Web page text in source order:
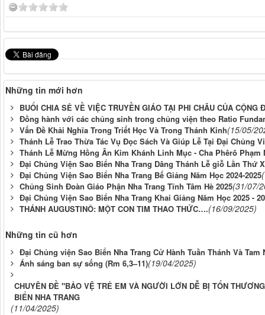
Những tin mới hơn
BUỔI CHIA SẺ VỀ VIỆC TRUYỀN GIÁO TẠI PHI CHÂU CỦA
Đồng hành với các chủng sinh trong chủng viện theo Ratio
Vấn Đề Khải Nghĩa Trong Triết Học Và Trong Thánh Kinh(15/05/
Thánh Lễ Trao Thừa Tác Vụ Đọc Sách Và Giúp Lễ Tại Đại Chủng
Thánh Lễ Mừng Hồng Ân Kim Khánh Linh Mục - Cha Phêrô Phạm
Đại Chủng Viện Sao Biển Nha Trang Dâng Thánh Lễ giỗ Lần Thứ
Đại Chủng Viện Sao Biển Nha Trang Bế Giảng Năm Học 2024-2025
Chủng Sinh Đoàn Giáo Phận Nha Trang Tĩnh Tâm Hè 2025(31/07/
Đại Chủng Viện Sao Biển Nha Trang Khai Giảng Năm Học 2025 -
THÁNH AUGUSTINÔ: MỘT CON TIM THAO THỨC….(16/09/2025)
Những tin cũ hơn
Đại Chủng viện Sao Biển Nha Trang Cử Hành Tuần Thánh Và Tam
Ánh sáng ban sự sống (Rm 6,3–11)(19/04/2025)
CHUYÊN ĐỀ "BẢO VỆ TRẺ EM VÀ NGƯỜI LỚN DỄ BỊ TỔN
BIỂN NHA TRANG
(11/04/2025)